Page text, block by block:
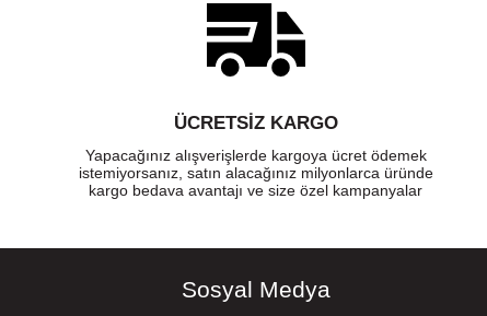
ÜCRETSIZ KARGO
Yapacağınız alışverişlerde kargoya ücret ödemek
istemiyorsanız, satın alacağınız milyonlarca üründe
kargo bedava avantajı ve size özel kampanyalar
Sosyal Medya